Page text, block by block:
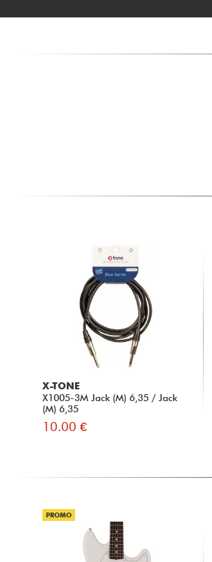
X-TONE
X1005-3M Jack (M) 6,35 / Jack
(M) 6,35
10.00 €
PROMO